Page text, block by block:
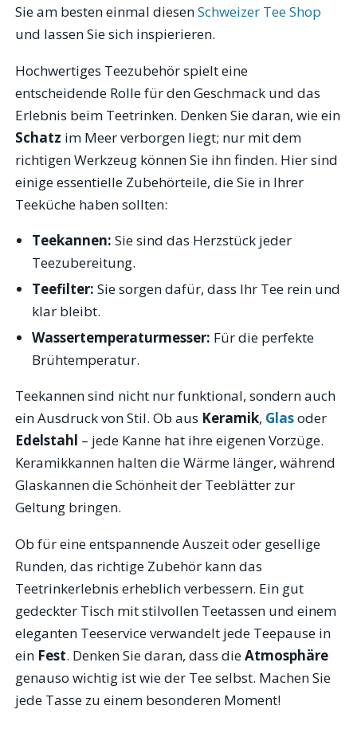
Sie am besten einmal diesenSchweizer Tee Shop
und lassen Sie sich inspierieren.
Hochwertiges Teezubehör spielt eine
entscheidende Rolle für den Geschmack und das
Erlebnis beim Teetrinken. Denken Sie daran, wie ein
Schatz im Meer verborgen liegt; nur mit dem
richtigen Werkzeug können Sie ihn finden. Hier sind
einige essentielle Zubehörteile, die Sie in Ihrer
Teeküche haben sollten:
Teekannen: Sie sind das Herzstück jeder
Teezubereitung.
Teefilter: Sie sorgen dafür, dass Ihr Tee rein und
klar bleibt.
Wassertemperaturmesser: Für die perfekte
Brühtemperatur.
Teekannen sind nicht nur funktional, sondern auch
ein Ausdruck von Stil. Ob aus Keramik, Glasoder
Edelstahl – jede Kanne hat ihre eigenen Vorzüge.
Keramikkannen halten die Wärme länger, während
Glaskannen die Schönheit der Teeblätter zur
Geltung bringen.
Ob für eine entspannende Auszeit oder gesellige
Runden, das richtige Zubehör kann das
Teetrinkerlebnis erheblich verbessern. Ein gut
gedeckter Tisch mit stilvollen Teetassen und einem
eleganten Teeservice verwandelt jede Teepause in
ein Fest. Denken Sie daran, dass dieAtmosphäre
genauso wichtig ist wie der Tee selbst. Machen Sie
jede Tasse zu einem besonderen Moment!